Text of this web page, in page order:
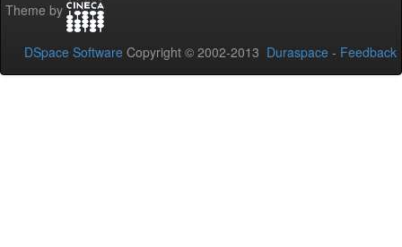
Theme by
DSpace Software Copyright © 2002-2013 Duraspace - Feedback